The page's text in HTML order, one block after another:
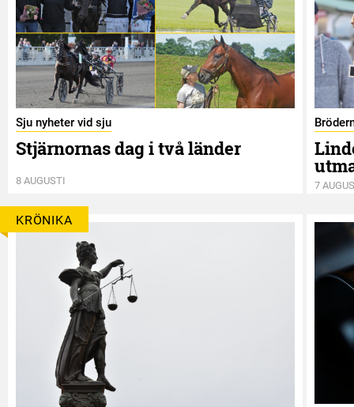
Sju nyheter vid sju
Stjärnornas dag i två länder
8 AUGUSTI 7
KRÖNIKA